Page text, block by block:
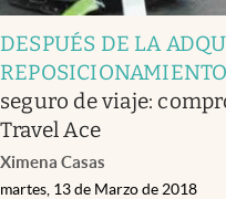
DESPUÉS DE LA
REPOSICIONAMIENTO
seguro de viaje:
Travel Ace
Ximena Casas
martes, 13 de Marzo de 2018